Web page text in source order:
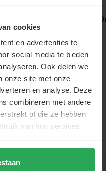
cookies
en advertenties te
social media te bieden
Ook delen we
onze site met onze
en analyse. Deze
combineren met andere
of die ze hebben
van hun services.
blad
Lichtslang LED
€44,-
€39,-